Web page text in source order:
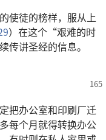
使徒的榜样，服从上
）在这个“艰难的时
讲圣经的信息。
把办公室和印刷厂迁
每个月就得转换办公